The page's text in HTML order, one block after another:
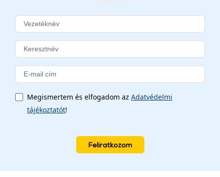
Megismertem és elfogadom az Adatvédelmi
tájékoztatót!
Feliratkozom